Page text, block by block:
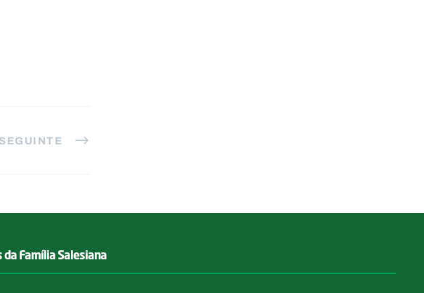
SEGUINTE
da Família Salesiana